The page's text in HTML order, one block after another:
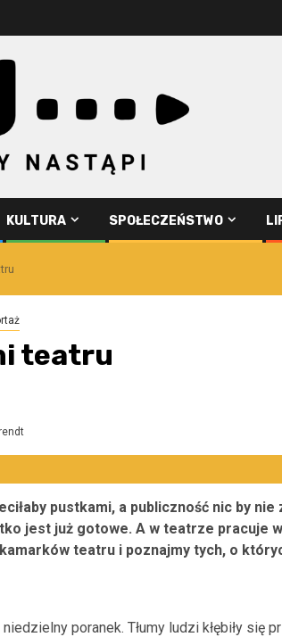
KULTURA SPOŁECZEŃSTWO
teatru
pustkami, a publiczność nic by nie
jest już gotowe. A w teatrze pracuje
teatru i poznajmy tych, o
poranek. Tłumy ludzi kłębiły